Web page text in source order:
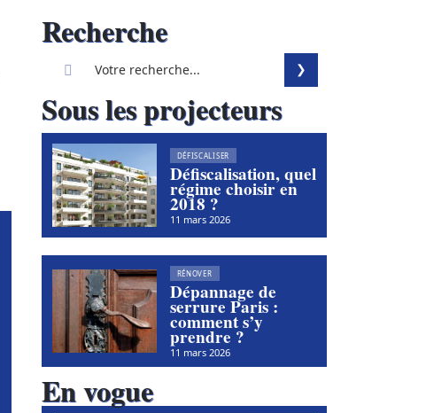
Recherche
Sous les projecteurs
DÉFISCALISER
Défiscalisation, quel
régime choisir en
2018 ?
11 mars 2026
RÉNOVER
Dépannage de
serrure Paris :
comment s’y
prendre ?
11 mars 2026
En vogue